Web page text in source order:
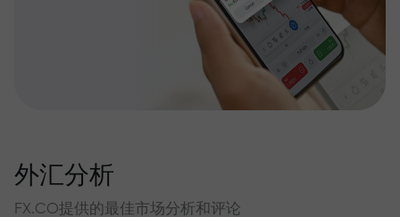
外汇分析
FX.CO提供的最佳市场分析和评论